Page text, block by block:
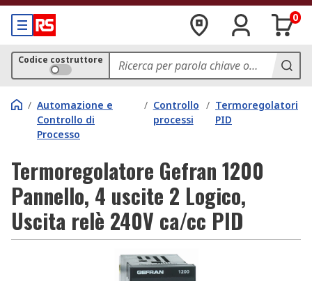
0
Codice costruttore
/ Automazione e
Controllo di
Processo
/ Controllo
processi
/ Termoregolatori
PID
Termoregolatore Gefran 1200
Pannello, 4 uscite 2 Logico,
Uscita relè 240V ca/cc PID